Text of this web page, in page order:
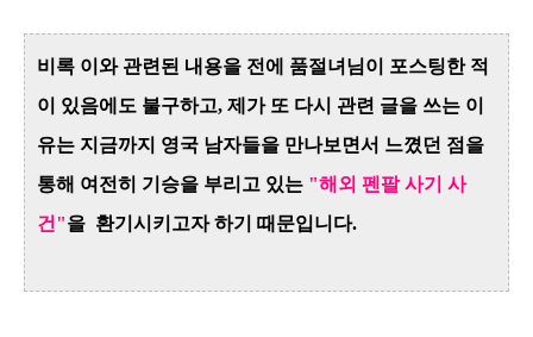
비록 이와 관련된 내용을 전에 품절녀님이 포스팅한 적
이 있음에도 불구하고, 제가 또 다시 관련 글을 쓰는 이
유는 지금까지 영국 남자들을 만나보면서 느꼈던 점을
통해 여전히 기승을 부리고 있는 "해외 펜팔 사기 사
건"을 환기시키고자 하기 때문입니다.